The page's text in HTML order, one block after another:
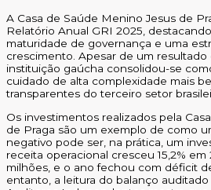
A Casa de Saúde Menino Jesus de
Relatório Anual GRI 2025,
maturidade de governança e uma
crescimento. Apesar de um resultado
instituição gaúcha consolidou-se
cuidado de alta complexidade mais
transparentes do terceiro setor
Os investimentos realizados pela
de Praga são um exemplo de como
negativo pode ser, na prática, um
receita operacional cresceu 15,2% em
milhões, e o ano fechou com déficit
entanto, a leitura do balanço